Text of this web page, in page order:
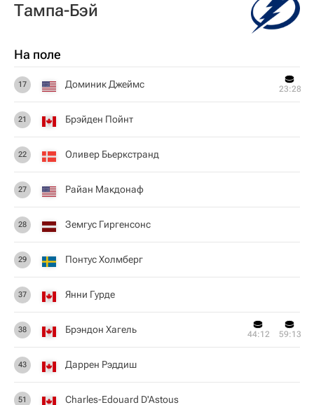
Тампа-Бэй
На поле
17 Доминик Джеймс 23:28
21 Брэйден Пойнт
22 Оливер Бьеркстранд
27 Райан Макдонаф
28 Земгус Гиргенсонс
29 Понтус Холмберг
37 Янни Гурде
38 Брэндон Хагель 44:12 59:13
43 Даррен Рэддиш
51 Charles-Edouard D'Astous